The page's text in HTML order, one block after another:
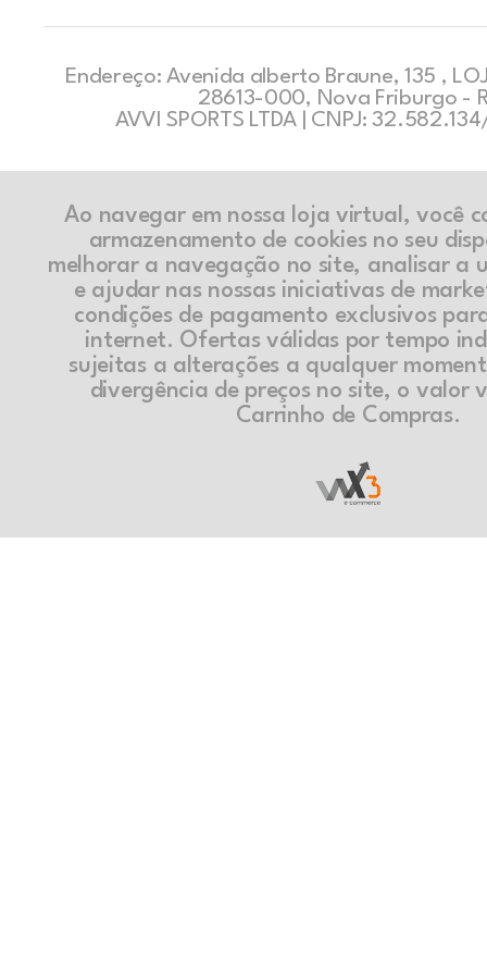
Endereço: Avenida alberto Braune, 135 ,
28613-000, Nova Friburgo -
AVVI SPORTS LTDA | CNPJ:
Ao navegar em nossa loja virtual, você
armazenamento de cookies no seu
melhorar a navegação no site, analisar a
e ajudar nas nossas iniciativas de
condições de pagamento exclusivos
internet. Ofertas válidas por tempo
sujeitas a alterações a qualquer
divergência de preços no site, o valor
Carrinho de Compras.